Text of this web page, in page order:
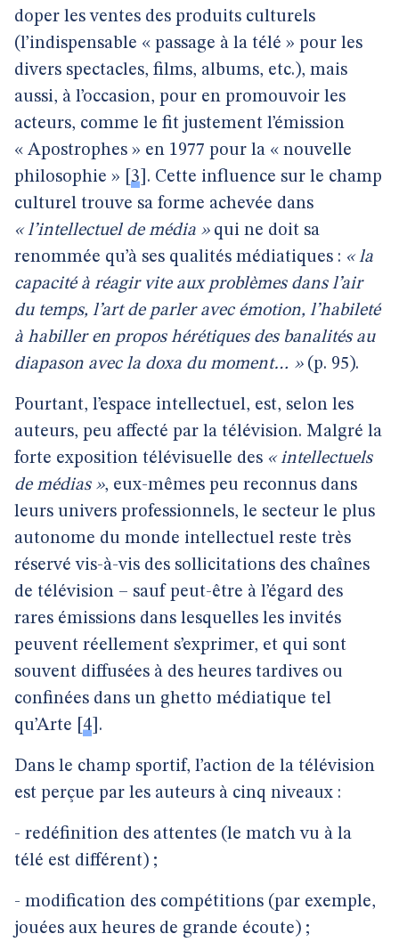
doper les ventes des produits culturels
(l’indispensable « passage à la télé » pour les
divers spectacles, films, albums, etc.), mais
aussi, à l’occasion, pour en promouvoir les
acteurs, comme le fit justement l’émission
« Apostrophes » en 1977 pour la « nouvelle
philosophie »
3 . Cette influence sur le champ
culturel trouve sa forme achevée dans
« l’intellectuel de média »qui ne doit sa
renommée qu’à ses qualités médiatiques : « la
capacité à réagir vite aux problèmes dans l’air
du temps, l’art de parler avec émotion, l’habileté
à habiller en propos hérétiques des banalités au
diapason avec la doxa du moment… »(p. 95).
Pourtant, l’espace intellectuel, est, selon les
auteurs, peu affecté par la télévision. Malgré la
forte exposition télévisuelle des « intellectuels
de médias », eux-mêmes peu reconnus dans
leurs univers professionnels, le secteur le plus
autonome du monde intellectuel reste très
réservé vis-à-vis des sollicitations des chaînes
de télévision – sauf peut-être à l’égard des
rares émissions dans lesquelles les invités
peuvent réellement s’exprimer, et qui sont
souvent diffusées à des heures tardives ou
confinées dans un ghetto médiatique tel
qu’Arte
4 .
Dans le champ sportif, l’action de la télévision
est perçue par les auteurs à cinq niveaux :
- redéfinition des attentes (le match vu à la
télé est différent) ;
- modification des compétitions (par exemple,
jouées aux heures de grande écoute) ;